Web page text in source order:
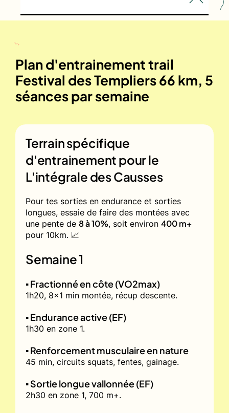
Plan d'entrainement trail
Festival des Templiers 66 km, 5
séances par semaine
Terrain spécifique
d'entrainement pour le
L'intégrale des Causses
Pour tes sorties en endurance et sorties
longues, essaie de faire des montées avec
une pente de 8 à 10%, soit environ 400 m+
pour 10km. 📈
Semaine 1
▪️ Fractionné en côte (VO2max)
1h20, 8x1 min montée, récup descente.
▪️ Endurance active (EF)
1h30 en zone 1.
▪️ Renforcement musculaire en nature
45 min, circuits squats, fentes, gainage.
▪️ Sortie longue vallonnée (EF)
2h30 en zone 1, 700 m+.